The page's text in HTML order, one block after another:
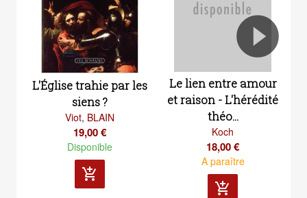
L'Église trahie par les
siens ?
Viot, BLAIN
19,00 €
Disponible
add_shopping_cart
Le lien entre amour
et raison - L'hérédité
théo...
Koch
18,00 €
A paraître
add_shopping_cart